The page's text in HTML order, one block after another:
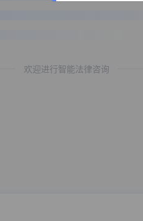
欢迎进行智能法律咨询